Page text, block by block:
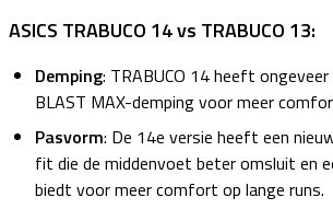
ASICS TRABUCO 14 vs TRABUCO 13:
Demping: TRABUCO 14 heeft ongeveer
BLAST MAX-demping voor meer
Pasvorm: De 14e versie heeft een
fit die de middenvoet beter omsluit en
biedt voor meer comfort op lange runs.